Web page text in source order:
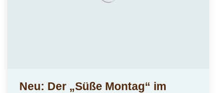
Neu: Der „Süße Montag“ im